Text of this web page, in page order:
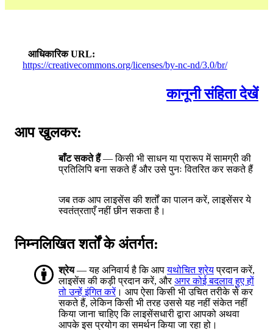
आधिकारिक URL
https://creativecommons.org/licenses/by-nc-nd/3.0/br/
कानूनी संहिता देखें
आप खुलकर:
बाँट सकते हैं— किसी भी साधन या प्रारूप में सामग्री की
प्रतिलिपि बना सकते हैं और उसे पुनः वितरित कर सकते हैं
जब तक आप लाइसेंस की शर्तों का पालन करें, लाइसेंसर ये
स्वतंत्रताएँ नहीं छीन सकता है।
निम्नलिखित शर्तों के अंतर्गत:
श्रेय— यह अनिवार्य है कि आपयथोचित श्रेयप्रदान करें,
लाइसेंस की कड़ी प्रदान करें, औरअगर कोई बदलाव हुए हों
तो उन्हें इंगित करें। आप ऐसा किसी भी उचित तरीके से कर
सकते हैं, लेकिन किसी भी तरह उससे यह नहीं संकेत नहीं
किया जाना चाहिए कि लाइसेंसधारी द्वारा आपको अथवा
आपके इस प्रयोग का समर्थन किया जा रहा हो।